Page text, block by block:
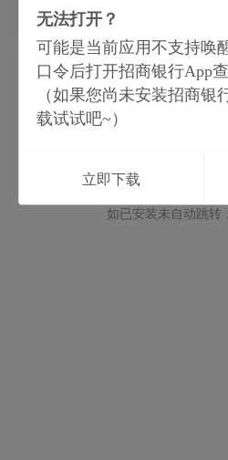
无法打开？
可能是当前应用不支持唤
口令后打开招商银行App
（如果您尚未安装招商银
载试试吧~）
立即下载
如已安装未自动跳转